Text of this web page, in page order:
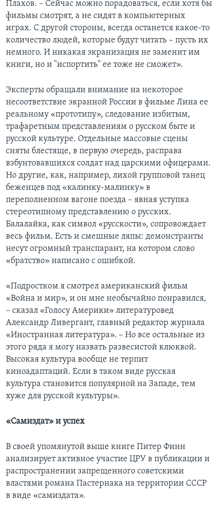
Плахов. – Сейчас можно порадоваться, если хотя бы
фильмы смотрят, а не сидят в компьютерных
играх. С другой стороны, всегда останется какое-то
количество людей, которые будут читать – пусть их
немного. И никакая экранизация не заменит им
книги, но и "испортить" ее тоже не сможет».
Эксперты обращали внимание на некоторое
несоответствие экранной России в фильме Лина ее
реальному «прототипу», следование избитым,
трафаретным представлениям о русском быте и
русской культуре. Отдельные массовые сцены
сняты блестяще, в первую очередь, расправа
взбунтовавшихся солдат над царскими офицерами.
Но другие, как, например, лихой групповой танец
беженцев под «калинку-малинку» в
переполненном вагоне поезда – явная уступка
стереотипному представлению о русских.
Балалайка, как символ «русскости», сопровождает
весь фильм. Есть и смешные ляпы: демонстранты
несут огромный транспарант, на котором слово
«братство» написано с ошибкой.
«Подростком я смотрел американский фильм
«Война и мир», и он мне необычайно понравился,
– сказал «Голосу Америки» литературовед
Александр Ливергант, главный редактор журнала
«Иностранная литература». – Но все остальные из
этого ряда я могу назвать развесистой клюквой.
Высокая культура вообще не терпит
киноадаптаций. Если в таком виде русская
культура становится популярной на Западе, тем
хуже для русской культуры».
«Самиздат» и успех
В своей упомянутой выше книге Питер Финн
анализирует активное участие ЦРУ в публикации и
распространении запрещенного советскими
властями романа Пастернака на территории СССР
в виде «самиздата».